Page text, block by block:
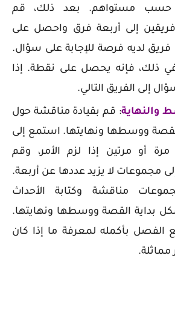
حسب مستواهم. بعد ذلك، قم
إلى أربعة فرق واحصل على
لديه فرصة للإجابة على سؤال.
في ذلك، فإنه يحصل على نقطة. إذا
إلى الفريق التالي.
والنهاية: قم بقيادة مناقشة حول
ووسطها ونهايتها. استمع إلى
أو مرتين إذا لزم الأمر، وقم
مجموعات لا يزيد عددها عن أربعة.
مناقشة وكتابة الأحداث
بداية القصة ووسطها ونهايتها.
الفصل بأكمله لمعرفة ما إذا كان
مماثلة.